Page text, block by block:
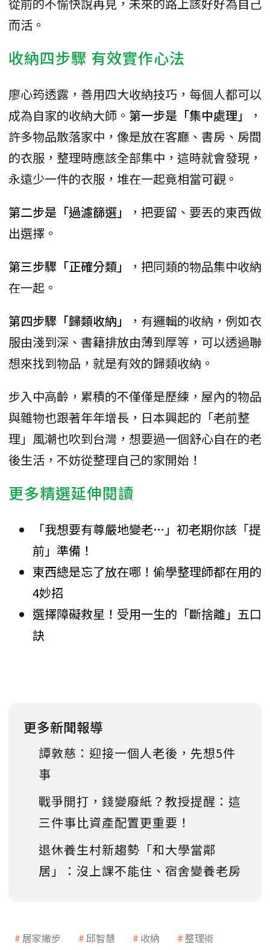
而活。
收納四步驟 有效實作心法
廖心筠透露，善用四大收納技巧，每個人都可以
成為自家的收納大師。 第一步是「集中處理」
，
許多物品散落家中，像是放在客廳、書房、房間
的衣服，整理時應該全部集中，這時就會發現，
永遠少一件的衣服，堆在一起竟相當可觀。
第二步是「過濾篩選」
，把要留、要丟的東西做
出選擇。
第三步驟「正確分類」
，把同類的物品集中收納
在一起。
第四步驟「歸類收納」
，有邏輯的收納，例如衣
服由淺到深、書籍排放由薄到厚等，可以透過聯
想來找到物品，就是有效的歸類收納。
步入中高齡，累積的不僅僅是歷練，屋內的物品
與雜物也跟著年年增長，日本興起的「老前整
理」風潮也吹到台灣，想要過一個舒心自在的老
後生活，不妨從整理自己的家開始！
更多精選延伸閱讀
「我想要有尊嚴地變老…」初老期你該「提
前」準備！
東西總是忘了放在哪！偷學整理師都在用的
4妙招
選擇障礙救星！受用一生的「斷捨離」五口
訣
更多新聞報導
譚敦慈：迎接一個人老後，先想5件
事
戰爭開打，錢變廢紙？教授提醒：這
三件事比資產配置更重要！
退休養生村新趨勢「和大學當鄰
居」：沒上課不能住、宿舍變養老房
居家撇步 邱智慧 收納
整理術